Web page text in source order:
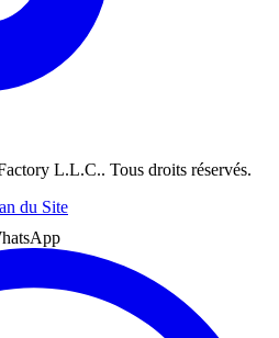
L.L.C.. Tous droits réservés.
du Site